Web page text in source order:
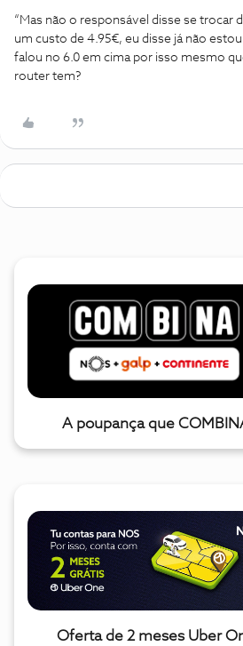
“Mas não o responsável disse se trocar
um custo de 4.95€, eu disse já não
falou no 6.0 em cima por isso mesmo
router tem?
A poupança que
Oferta de 2 meses Uber